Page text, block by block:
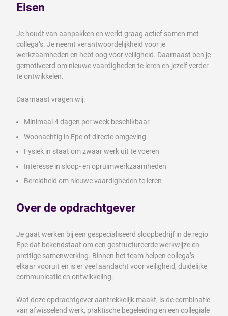
Eisen
Je houdt van aanpakken en werkt graag actief samen met
collega’s. Je neemt verantwoordelijkheid voor je
werkzaamheden en hebt oog voor veiligheid. Daarnaast ben je
gemotiveerd om nieuwe vaardigheden te leren en jezelf verder
te ontwikkelen.
Daarnaast vragen wij:
Minimaal 4 dagen per week beschikbaar
Woonachtig in Epe of directe omgeving
Fysiek in staat om zwaar werk uit te voeren
Interesse in sloop- en opruimwerkzaamheden
Bereidheid om nieuwe vaardigheden te leren
Over de opdrachtgever
Je gaat werken bij een gespecialiseerd sloopbedrijf in de regio
Epe dat bekendstaat om een gestructureerde werkwijze en
prettige samenwerking. Binnen het team helpen collega’s
elkaar vooruit en is er veel aandacht voor veiligheid, duidelijke
communicatie en ontwikkeling.
Wat deze opdrachtgever aantrekkelijk maakt, is de combinatie
van afwisselend werk, praktische begeleiding en een collegiale